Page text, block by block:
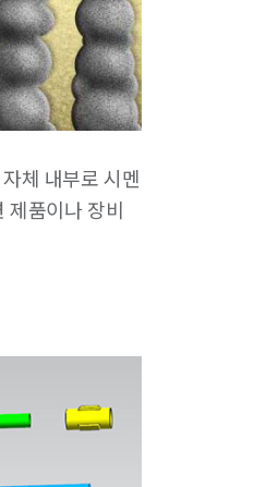
체 내부로 시멘
제품이나 장비